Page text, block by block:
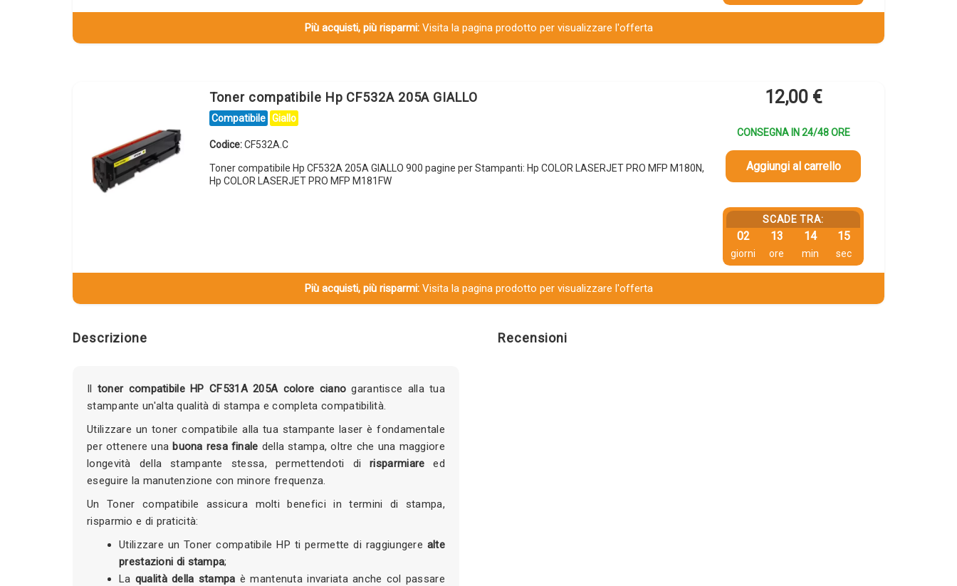
Più acquisti, più risparmi:Visita la pagina prodotto per visualizzare l'offerta
Toner compatibile Hp CF532A 205A GIALLO
Compatibile Giallo
Codice:CF532A.C
Toner compatibile Hp CF532A 205A GIALLO 900 pagine per Stampanti: Hp COLOR LASERJET PRO MFP M180N,
Hp COLOR LASERJET PRO MFP M181FW
12,00 €
CONSEGNA IN 24/48 ORE
Aggiungi al carrello
SCADE TRA:
02
giorni
13
ore
14
min
14
sec
Più acquisti, più risparmi:Visita la pagina prodotto per visualizzare l'offerta
Descrizione
Il toner compatibile HP CF531A 205A colore ciano garantisce alla tua
stampante un'alta qualità di stampa e completa compatibilità.
Utilizzare un toner compatibile alla tua stampante laser è fondamentale
per ottenere una buona resa finale della stampa, oltre che una maggiore
longevità della stampante stessa, permettendoti dirisparmiare ed
eseguire la manutenzione con minore frequenza.
Un Toner compatibile assicura molti benefici in termini di stampa,
risparmio e di praticità:
Utilizzare un Toner compatibile HP ti permette di raggiungere alte
prestazioni di stampa;
La qualità della stampa è mantenuta invariata anche col passare
Recensioni